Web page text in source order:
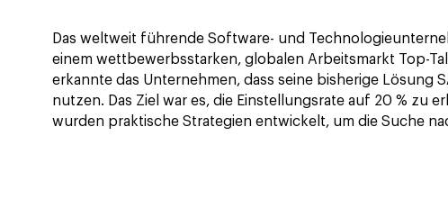
Das weltweit führende Software- und
einem wettbewerbsstarken, globalen Arbeitsmarkt Top-
erkannte das Unternehmen, dass seine bisherige Lösung
nutzen. Das Ziel war es, die Einstellungsrate auf 20 % zu
wurden praktische Strategien entwickelt, um die Suche